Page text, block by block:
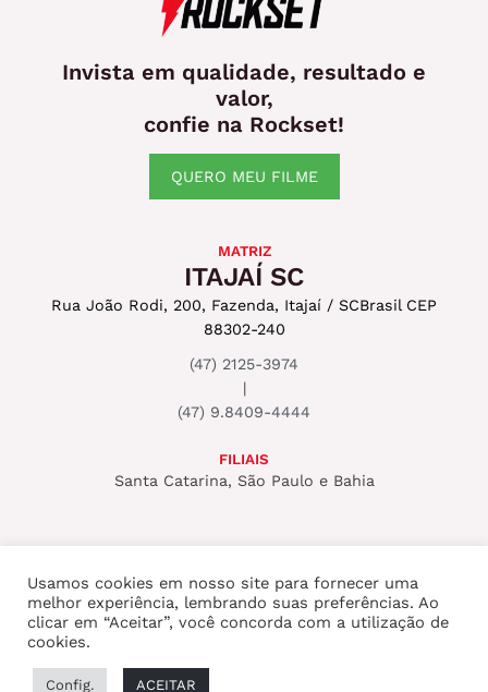
Invista em qualidade, resultado e
valor,
confie na Rockset!
QUERO MEU FILME
MATRIZ
ITAJAÍ SC
Rua João Rodi, 200, Fazenda, Itajaí / SCBrasil CEP
88302-240
(47) 2125-3974
|
(47) 9.8409-4444
FILIAIS
Santa Catarina, São Paulo e Bahia
Copyright © 2026 ROCKSET PRODUTORA
Usamos cookies em nosso site para fornecer uma
melhor experiência, lembrando suas preferências. Ao
clicar em “Aceitar”, você concorda com a utilização de
cookies.
Config. ACEITAR